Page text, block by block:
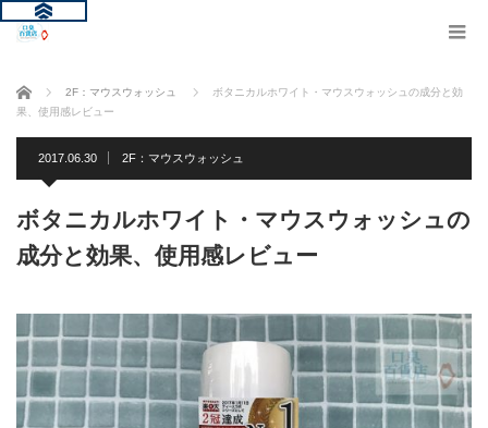
ホーム 2F：マウスウォッシュ
ボタニカルホワイト・マウスウォッシュの成分と効
果、使用感レビュー
2017.06.30 2F：マウスウォッシュ
ボタニカルホワイト・マウスウォッシュの
成分と効果、使用感レビュー